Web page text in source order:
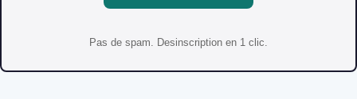
Pas de spam. Desinscription en 1 clic.